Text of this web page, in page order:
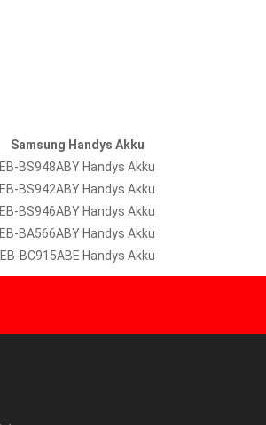
Samsung Handys Akku
EB-BS948ABY Handys Akku
EB-BS942ABY Handys Akku
EB-BS946ABY Handys Akku
EB-BA566ABY Handys Akku
EB-BC915ABE Handys Akku